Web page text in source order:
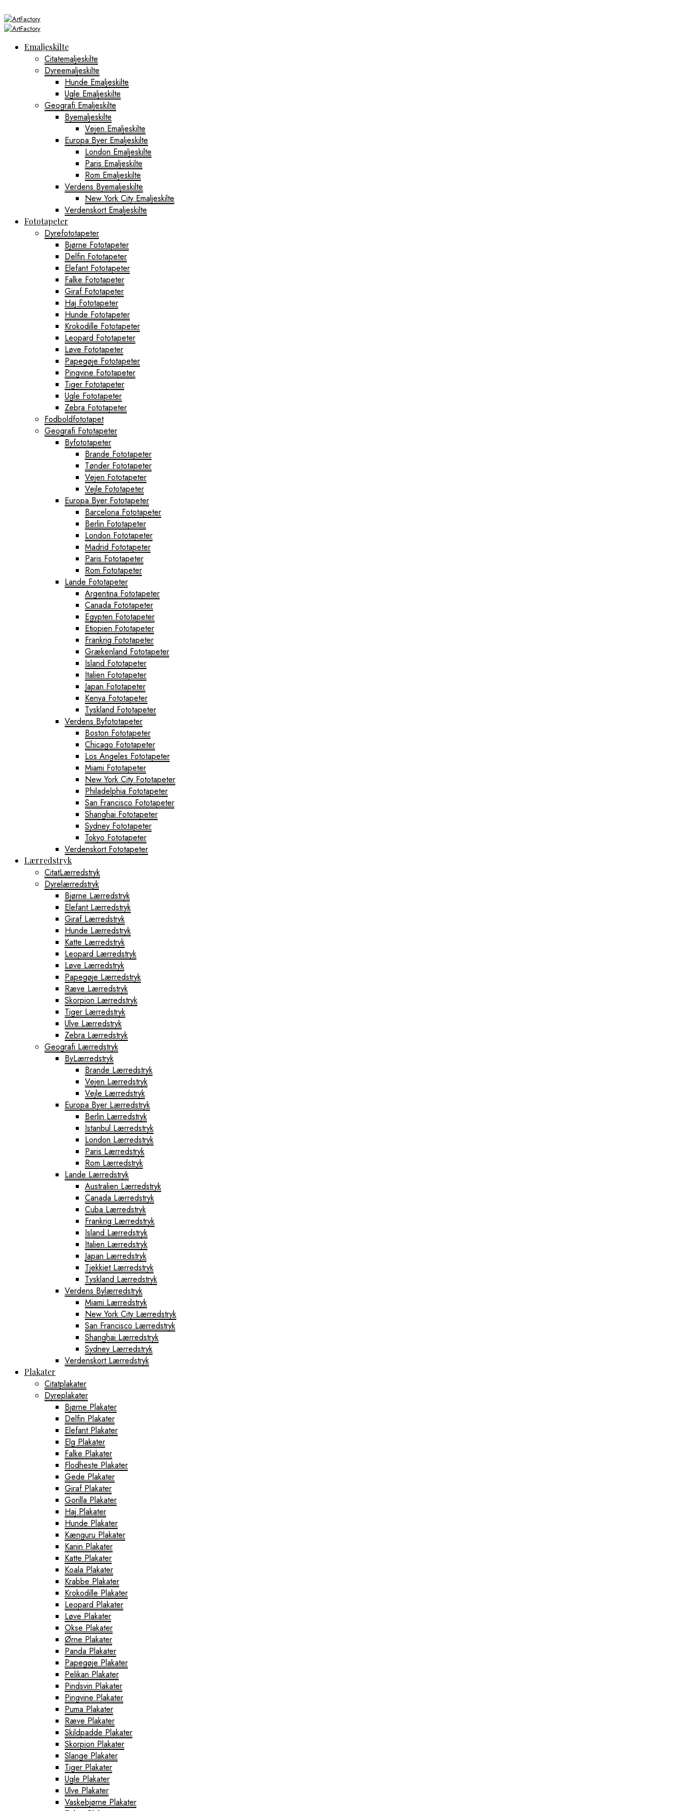
Emaljeskilte
Citatemaljeskilte
Dyreemaljeskilte
Hunde Emaljeskilte
Ugle Emaljeskilte
Geografi Emaljeskilte
Byemaljeskilte
Vejen Emaljeskilte
Europa Byer Emaljeskilte
London Emaljeskilte
Paris Emaljeskilte
Rom Emaljeskilte
Verdens Byemaljeskilte
New York City Emaljeskilte
Verdenskort Emaljeskilte
Fototapeter
Dyrefototapeter
Bjørne Fototapeter
Delfin Fototapeter
Elefant Fototapeter
Falke Fototapeter
Giraf Fototapeter
Haj Fototapeter
Hunde Fototapeter
Krokodille Fototapeter
Leopard Fototapeter
Løve Fototapeter
Papegøje Fototapeter
Pingvine Fototapeter
Tiger Fototapeter
Ugle Fototapeter
Zebra Fototapeter
Fodboldfototapet
Geografi Fototapeter
Byfototapeter
Brande Fototapeter
Tønder Fototapeter
Vejen Fototapeter
Vejle Fototapeter
Europa Byer Fototapeter
Barcelona Fototapeter
Berlin Fototapeter
London Fototapeter
Madrid Fototapeter
Paris Fototapeter
Rom Fototapeter
Lande Fototapeter
Argentina Fototapeter
Canada Fototapeter
Egypten Fototapeter
Etiopien Fototapeter
Frankrig Fototapeter
Grækenland Fototapeter
Island Fototapeter
Italien Fototapeter
Japan Fototapeter
Kenya Fototapeter
Tyskland Fototapeter
Verdens Byfototapeter
Boston Fototapeter
Chicago Fototapeter
Los Angeles Fototapeter
Miami Fototapeter
New York City Fototapeter
Philadelphia Fototapeter
San Francisco Fototapeter
Shanghai Fototapeter
Sydney Fototapeter
Tokyo Fototapeter
Verdenskort Fototapeter
Lærredstryk
CitatLærredstryk
Dyrelærredstryk
Bjørne Lærredstryk
Elefant Lærredstryk
Giraf Lærredstryk
Hunde Lærredstryk
Katte Lærredstryk
Leopard Lærredstryk
Løve Lærredstryk
Papegøje Lærredstryk
Ræve Lærredstryk
Skorpion Lærredstryk
Tiger Lærredstryk
Ulve Lærredstryk
Zebra Lærredstryk
Geografi Lærredstryk
ByLærredstryk
Brande Lærredstryk
Vejen Lærredstryk
Vejle Lærredstryk
Europa Byer Lærredstryk
Berlin Lærredstryk
Istanbul Lærredstryk
London Lærredstryk
Paris Lærredstryk
Rom Lærredstryk
Lande Lærredstryk
Australien Lærredstryk
Canada Lærredstryk
Cuba Lærredstryk
Frankrig Lærredstryk
Island Lærredstryk
Italien Lærredstryk
Japan Lærredstryk
Tjekkiet Lærredstryk
Tyskland Lærredstryk
Verdens Bylærredstryk
Miami Lærredstryk
New York City Lærredstryk
San Francisco Lærredstryk
Shanghai Lærredstryk
Sydney Lærredstryk
Verdenskort Lærredstryk
Plakater
Citatplakater
Dyreplakater
Bjørne Plakater
Delfin Plakater
Elefant Plakater
Elg Plakater
Falke Plakater
Flodheste Plakater
Gede Plakater
Giraf Plakater
Gorilla Plakater
Haj Plakater
Hunde Plakater
Kænguru Plakater
Kanin Plakater
Katte Plakater
Koala Plakater
Krabbe Plakater
Krokodille Plakater
Leopard Plakater
Løve Plakater
Okse Plakater
Ørne Plakater
Panda Plakater
Papegøje Plakater
Pelikan Plakater
Pindsvin Plakater
Pingvine Plakater
Puma Plakater
Ræve Plakater
Skildpadde Plakater
Skorpion Plakater
Slange Plakater
Tiger Plakater
Ugle Plakater
Ulve Plakater
Vaskebjørne Plakater